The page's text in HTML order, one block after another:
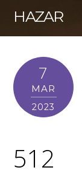
HAZAR
7
MAR
2023
512